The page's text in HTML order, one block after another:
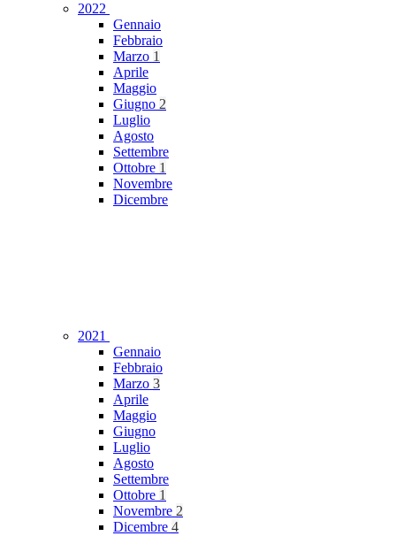
2022
Gennaio
Febbraio
Marzo 1
Aprile
Maggio
Giugno 2
Luglio
Agosto
Settembre
Ottobre 1
Novembre
Dicembre
2021
Gennaio
Febbraio
Marzo 3
Aprile
Maggio
Giugno
Luglio
Agosto
Settembre
Ottobre 1
Novembre 2
Dicembre 4